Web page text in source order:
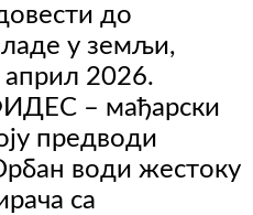
до
у земљи,
април 2026.
– мађарски
предводи
води жестоку
са